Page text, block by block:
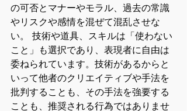
の可否とマナーやモラル、過去の常識
やリスクや感情を混ぜて混乱させな
い。 技術や道具、スキルは「使わない
こと」も選択であり、表現者に自由は
委ねられています。技術があるからと
いって他者のクリエイティブや手法を
批判することも、その手法を強要する
ことも、推奨される行為ではありませ